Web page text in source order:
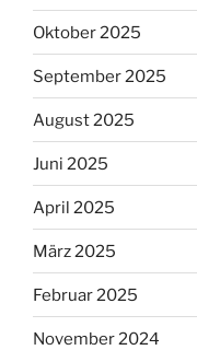
Oktober 2025
September 2025
August 2025
Juni 2025
April 2025
März 2025
Februar 2025
November 2024